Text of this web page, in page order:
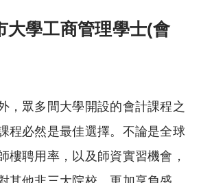
大學工商管理學士(會
，眾多間大學開設的會計課程之
程必然是最佳選擇。不論是全球
樓聘用率，以及師資實習機會，